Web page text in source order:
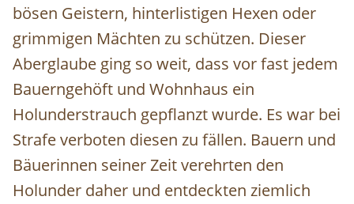
bösen Geistern, hinterlistigen Hexen oder
grimmigen Mächten zu schützen. Dieser
Aberglaube ging so weit, dass vor fast jedem
Bauerngehöft und Wohnhaus ein
Holunderstrauch gepflanzt wurde. Es war bei
Strafe verboten diesen zu fällen. Bauern und
Bäuerinnen seiner Zeit verehrten den
Holunder daher und entdeckten ziemlich